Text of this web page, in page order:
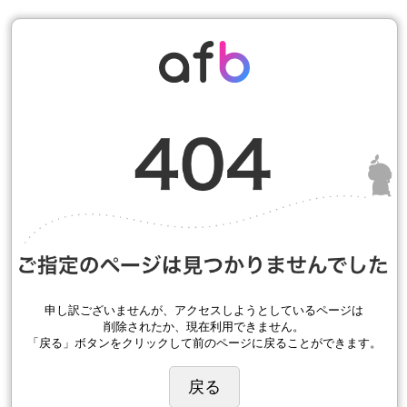
申し訳ございませんが、アクセスしようとしているページは
削除されたか、現在利用できません。
「戻る」ボタンをクリックして前のページに戻ることができます。
戻る